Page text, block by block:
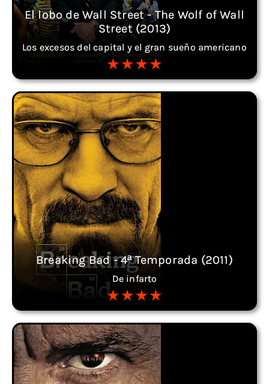
El lobo de Wall Street - The Wolf of Wall
Street (2013)
Los excesos del capital y el gran sueño americano
Breaking Bad - 4ª Temporada (2011)
De infarto